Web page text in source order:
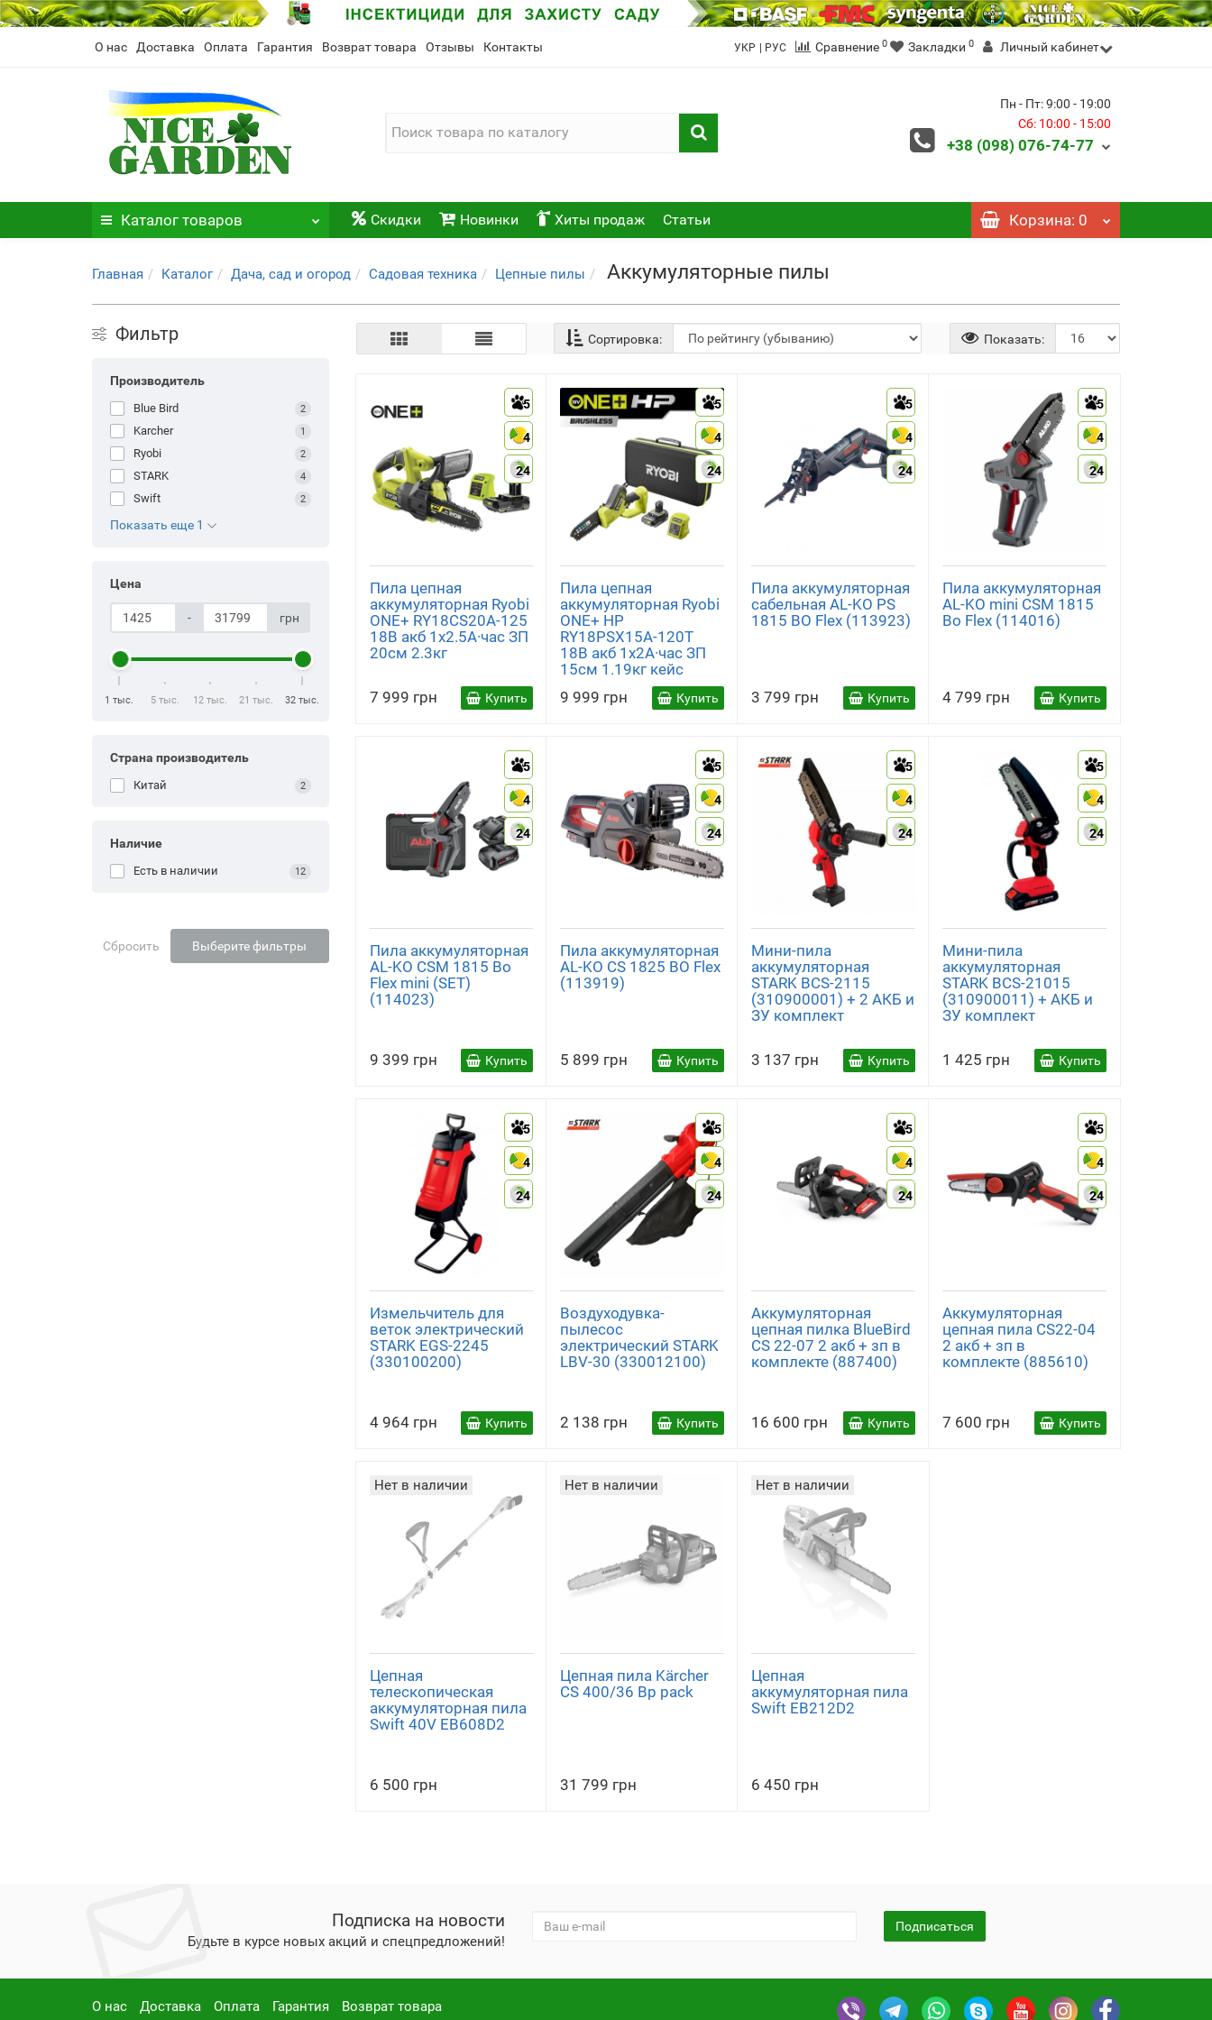
О нас Доставка Оплата Гарантия Возврат товара Отзывы Контакты УКР | РУС Сравнение 0 Закладки 0 Личный кабинет
Пн - Пт: 9:00 - 19:00
Сб: 10:00 - 15:00
+38 (098) 076-74-77
Каталог товаров Скидки Новинки Хиты продаж Статьи Корзина: 0
Главная Каталог Дача, сад и огород Садовая техника Цепные пилы Аккумуляторные пилы
Фильтр
Производитель
Blue Bird 2
Karcher 1
Ryobi 2
STARK 4
Swift 2
Показать еще 1
Цена
- грн
1 тыс. 5 тыс. 12 тыс. 21 тыс. 32 тыс.
Страна производитель
Китай 2
Наличие
Есть в наличии 12
Сбросить Выберите фильтры
Сортировка: Показать:
5
4
24
Пила цепная
аккумуляторная Ryobi
ONE+ RY18CS20A-125
18В акб 1х2.5А·час ЗП
20см 2.3кг
7 999 грн Купить
5
4
24
Пила цепная
аккумуляторная Ryobi
ONE+ HP
RY18PSX15A-120T
18В акб 1х2А·час ЗП
15см 1.19кг кейс
9 999 грн
Купить
5
4
24
Пила аккумуляторная
сабельная AL-KO PS
1815 BO Flex (113923)
3 799 грн Купить
5
4
24
Пила аккумуляторная
AL-KO mini CSM 1815
Bo Flex (114016)
4 799 грн Купить
5
4
24
Пила аккумуляторная
AL-KO CSM 1815 Bo
Flex mini (SET)
(114023)
9 399 грн Купить
5
4
24
Пила аккумуляторная
AL-KO CS 1825 BO Flex
(113919)
5 899 грн Купить
5
4
24
Мини-пила
аккумуляторная
STARK BCS-2115
(310900001) + 2 АКБ и
ЗУ комплект
3 137 грн Купить
5
4
24
Мини-пила
аккумуляторная
STARK BCS-21015
(310900011) + АКБ и
ЗУ комплект
1 425 грн Купить
5
4
24
Измельчитель для
веток электрический
STARK EGS-2245
(330100200)
4 964 грн Купить
5
4
24
Воздуходувка-
пылесос
электрический STARK
LBV-30 (330012100)
2 138 грн Купить
5
4
24
Аккумуляторная
цепная пилка BlueBird
CS 22-07 2 акб + зп в
комплекте (887400)
16 600 грн Купить
5
4
24
Аккумуляторная
цепная пила CS22-04
2 акб + зп в
комплекте (885610)
7 600 грн Купить
Нет в наличии
Цепная
телескопическая
аккумуляторная пила
Swift 40V EB608D2
6 500 грн
Нет в наличии
Цепная пила Kärcher
CS 400/36 Bp pack
31 799 грн
Нет в наличии
Цепная
аккумуляторная пила
Swift EB212D2
6 450 грн
Подписка на новости
Будьте в курсе новых акций и спецпредложений!
Подписаться
О нас Доставка Оплата Гарантия Возврат товара